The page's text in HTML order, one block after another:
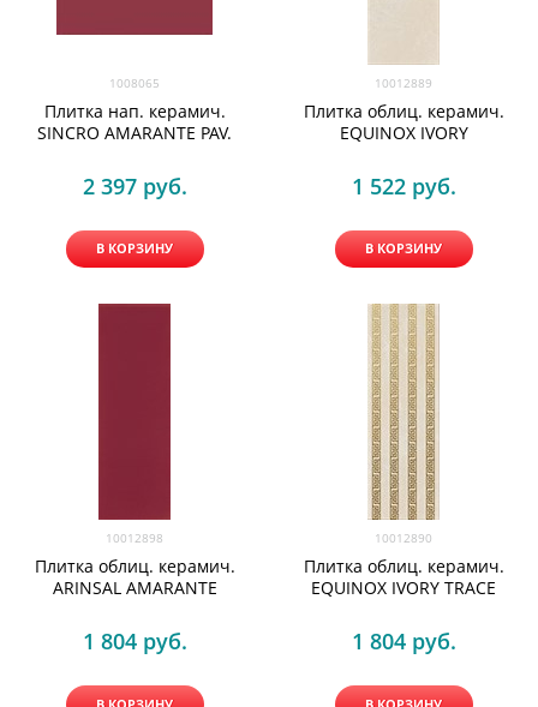
1008065
Плитка нап. керамич.
SINCRO AMARANTE PAV.
2 397 руб.
В КОРЗИНУ
10012889
Плитка облиц. керамич.
EQUINOX IVORY
1 522 руб.
В КОРЗИНУ
10012898
Плитка облиц. керамич.
ARINSAL AMARANTE
1 804 руб.
10012890
Плитка облиц. керамич.
EQUINOX IVORY TRACE
1 804 руб.